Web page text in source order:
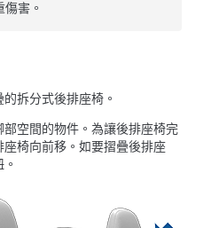
害。
拆分式後排座椅。
空間的物件。為讓後排座椅完
椅向前移。如要摺疊後排座